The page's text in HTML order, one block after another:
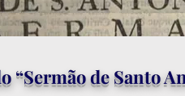
“Sermão de Santo